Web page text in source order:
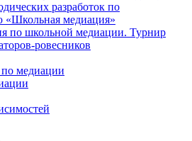
разработок по
«Школьная медиация»
по школьной медиации. Турнир
ровесников
медиации